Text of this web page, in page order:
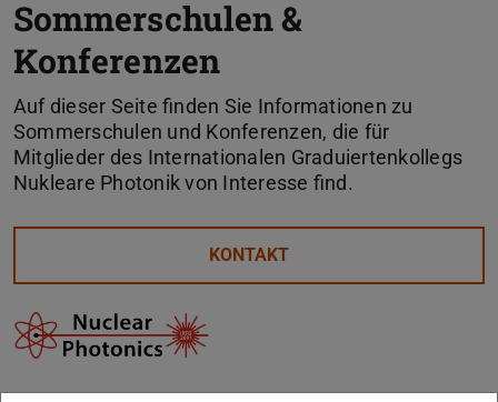
Sommerschulen &
Konferenzen
Auf dieser Seite finden Sie Informationen zu
Sommerschulen und Konferenzen, die für
Mitglieder des Internationalen Graduiertenkollegs
Nukleare Photonik von Interesse find.
KONTAKT